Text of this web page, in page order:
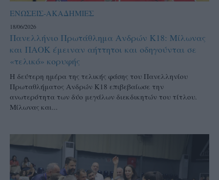
ΕΝΩΣΕΙΣ-ΑΚΑΔΗΜΙΕΣ
18/06/2026
Πανελλήνιο Πρωτάθλημα Ανδρών Κ18: Μίλωνας
και ΠΑΟΚ έμειναν αήττητοι και οδηγούνται σε
«τελικό» κορυφής
Η δεύτερη ημέρα της τελικής φάσης του Πανελληνίου
Πρωταθλήματος Ανδρών Κ18 επιβεβαίωσε την
ανωτερότητα των δύο μεγάλων διεκδικητών του τίτλου.
Μίλωνας και...